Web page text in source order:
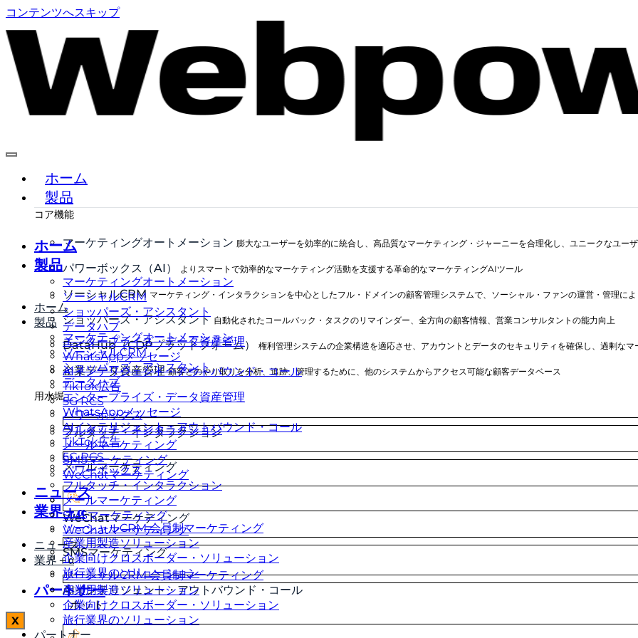
コンテンツへスキップ
ホーム
製品
コア機能
マーケティングオートメーション 膨大なユーザーを効率的に統合し、高品質なマーケティング・ジャーニーを合理化し、ユニークなユー
パワーボックス（AI） よりスマートで効率的なマーケティング活動を支援する革命的なマーケティングAIツール
ソーシャルCRM マーケティング・インタラクションを中心としたフル・ドメインの顧客管理システムで、ソーシャル・ファンの運営・管理によ
ショッパーズ・アシスタント 自動化されたコールバック・タスクのリマインダー、全方向の顧客情報、営業コンサルタントの能力向上
DataHub（CDPプラットフォーム） 権利管理システムの企業構造を適応させ、アカウントとデータのセキュリティを確保し、過剰なマ
企業データ資産管理 顧客とのやり取りを分析、追跡、管理するために、他のシステムからアクセス可能な顧客データベース
用水堀
フルタッチ・インタラクション
メールマーケティング
WeChatマーケティング
SMSマーケティング
AIインテリジェント・アウトバウンド・コール
ホット
ホーム
製品
マーケティングオートメーション
ソーシャルCRM
ショッパーズ・アシスタント
データハブ
エンタープライズ・データ資産管理
WhatsAppメッセージ
AIインテリジェント・アウトバウンド・コール
TikTok広告
5G RCS
パワーボックス
フルタッチ・インタラクション
メールマーケティング
SMSマーケティング
WeChatマーケティング
ニュース
業界＋α
ソーシャルCRM 会員制マーケティング
産業用製造ソリューション
企業向けクロスボーダー・ソリューション
旅行業界のソリューション
パートナー
X
ホーム
製品
マーケティングオートメーション
ソーシャルCRM
ショッパーズ・アシスタント
データハブ
エンタープライズ・データ資産管理
WhatsAppメッセージ
AIインテリジェント・アウトバウンド・コール
TikTok広告
5G RCS
パワーボックス
フルタッチ・インタラクション
メールマーケティング
SMSマーケティング
WeChatマーケティング
ニュース
業界＋α
ソーシャルCRM 会員制マーケティング
産業用製造ソリューション
企業向けクロスボーダー・ソリューション
旅行業界のソリューション
パートナー